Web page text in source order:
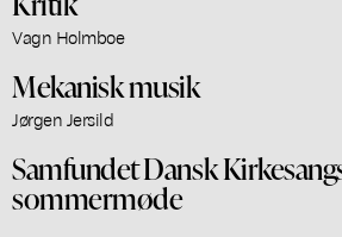
Vagn Holmboe
Mekanisk musik
Jørgen Jersild
Samfundet Dansk
sommermøde